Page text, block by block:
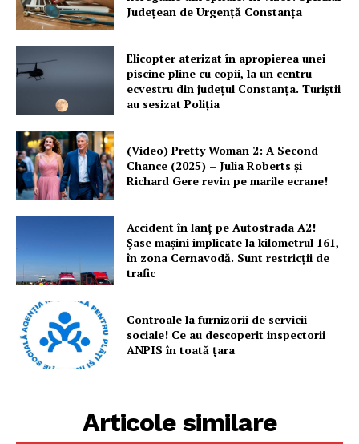
Județean de Urgență Constanța
Elicopter aterizat în apropierea unei
piscine pline cu copii, la un centru
ecvestru din județul Constanța. Turiștii
au sesizat Poliția
(Video) Pretty Woman 2: A Second
Chance (2025) – Julia Roberts și
Richard Gere revin pe marile ecrane!
Accident în lanț pe Autostrada A2!
Şase mașini implicate la kilometrul 161,
în zona Cernavodă. Sunt restricții de
trafic
Controale la furnizorii de servicii
sociale! Ce au descoperit inspectorii
ANPIS în toată țara
Articole similare